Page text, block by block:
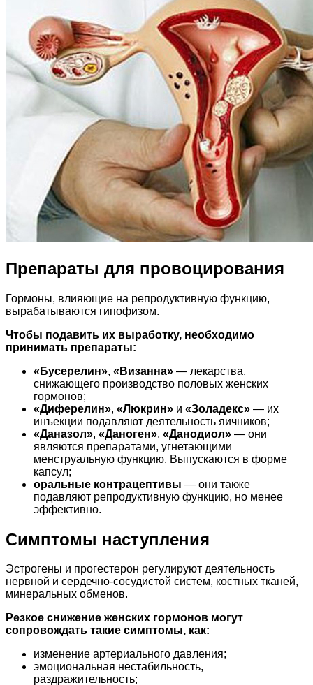
Препараты для провоцирования
Гормоны, влияющие на репродуктивную функцию,
вырабатываются гипофизом.
Чтобы подавить их выработку, необходимо
принимать препараты:
«Бусерелин», «Визанна» — лекарства,
снижающего производство половых женских
гормонов;
«Диферелин», «Люкрин» и «Золадекс» — их
инъекции подавляют деятельность яичников;
«Даназол», «Даноген», «Данодиол» — они
являются препаратами, угнетающими
менструальную функцию. Выпускаются в форме
капсул;
оральные контрацептивы — они также
подавляют репродуктивную функцию, но менее
эффективно.
Симптомы наступления
Эстрогены и прогестерон регулируют деятельность
нервной и сердечно-сосудистой систем, костных тканей,
минеральных обменов.
Резкое снижение женских гормонов могут
сопровождать такие симптомы, как:
изменение артериального давления;
эмоциональная нестабильность,
раздражительность;